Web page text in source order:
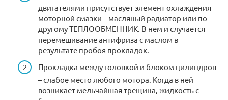
двигателями присутствует элемент охлаждения
моторной смазки – масляный радиатор или по
другому ТЕПЛООБМЕННИК. В нем и случается
перемешивание антифриза с маслом в
результате пробоя прокладок.
Прокладка между головкой и блоком цилиндров
– слабое место любого мотора. Когда в ней
возникает мельчайшая трещина, жидкость с